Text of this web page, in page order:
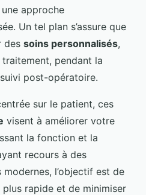
approche
Un tel plan s’assure que
des soins personnalisés,
pendant la
post-opératoire.
sur le patient, ces
visent à améliorer votre
la fonction et la
recours à des
l’objectif est de
rapide et de minimiser